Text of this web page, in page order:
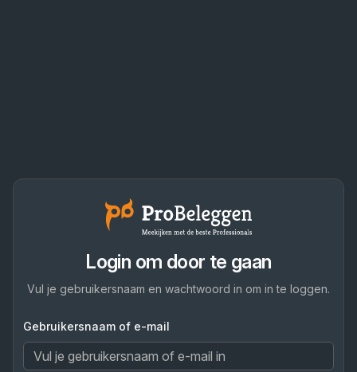
Login om door te gaan
Vul je gebruikersnaam en wachtwoord in om in te loggen.
Gebruikersnaam of e-mail